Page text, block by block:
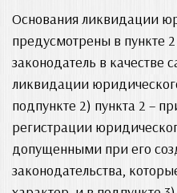
Основания ликвидации
предусмотрены в пункте
законодатель в качестве
ликвидации
подпункте 2) пункта 2 –
регистрации
допущенными при его
законодательства,